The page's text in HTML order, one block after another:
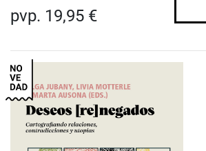
pvp. 19,95 €